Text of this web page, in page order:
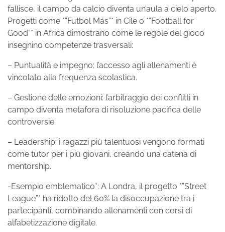
fallisce, il campo da calcio diventa un’aula a cielo aperto.
Progetti come *”Futbol Más”* in Cile o *”Football for
Good”* in Africa dimostrano come le regole del gioco
insegnino competenze trasversali:
– Puntualità e impegno: l’accesso agli allenamenti è
vincolato alla frequenza scolastica.
– Gestione delle emozioni: l’arbitraggio dei conflitti in
campo diventa metafora di risoluzione pacifica delle
controversie.
– Leadership: i ragazzi più talentuosi vengono formati
come tutor per i più giovani, creando una catena di
mentorship.
-Esempio emblematico*: A Londra, il progetto *”Street
League”* ha ridotto del 60% la disoccupazione tra i
partecipanti, combinando allenamenti con corsi di
alfabetizzazione digitale.